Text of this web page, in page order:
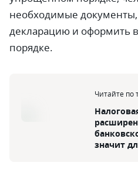
необходимые
декларацию и оформить
порядке.
Читайте по
значит